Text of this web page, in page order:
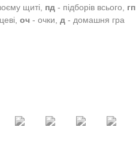
щиті, пд - підборів всього, гп
оч - очки, д - домашня гра